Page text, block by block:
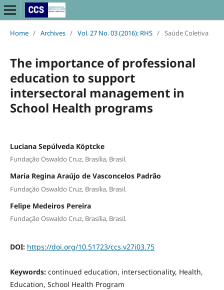
Home / Archives / Vol. 27 No. 03 (2016): RHS / Saúde Coletiva
The importance of professional
education to support
intersectoral management in
School Health programs
Luciana Sepúlveda Köptcke
Fundação Oswaldo Cruz, Brasília, Brasil.
Maria Regina Araújo de Vasconcelos Padrão
Fundação Oswaldo Cruz, Brasília, Brasil.
Felipe Medeiros Pereira
Fundação Oswaldo Cruz, Brasília, Brasil.
DOI: https://doi.org/10.51723/ccs.v27i03.75
Keywords: continued education, intersectionality, Health,
Education, School Health Program